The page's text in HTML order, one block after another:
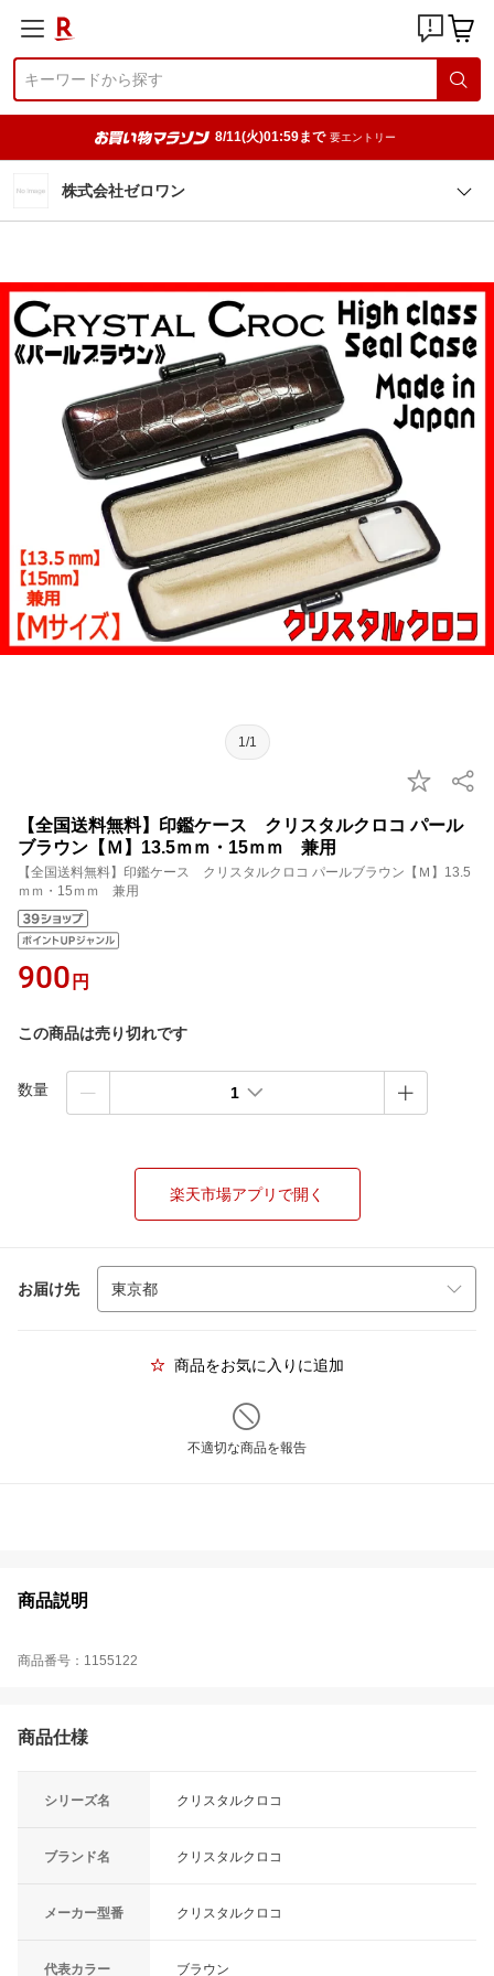
8/11(火)01:59まで 要エントリー
株式会社ゼロワン
1/1
【全国送料無料】印鑑ケース クリスタルクロコ パール
ブラウン【Ｍ】13.5ｍｍ・15ｍｍ 兼用
【全国送料無料】印鑑ケース クリスタルクロコ パールブラウン【Ｍ】13.5
ｍｍ・15ｍｍ 兼用
900 円
この商品は売り切れです
数量 1
楽天市場アプリで開く
お届け先
商品をお気に入りに追加
不適切な商品を報告
商品説明
商品番号：1155122
商品仕様
シリーズ名 クリスタルクロコ
ブランド名 クリスタルクロコ
メーカー型番 クリスタルクロコ
代表カラー ブラウン